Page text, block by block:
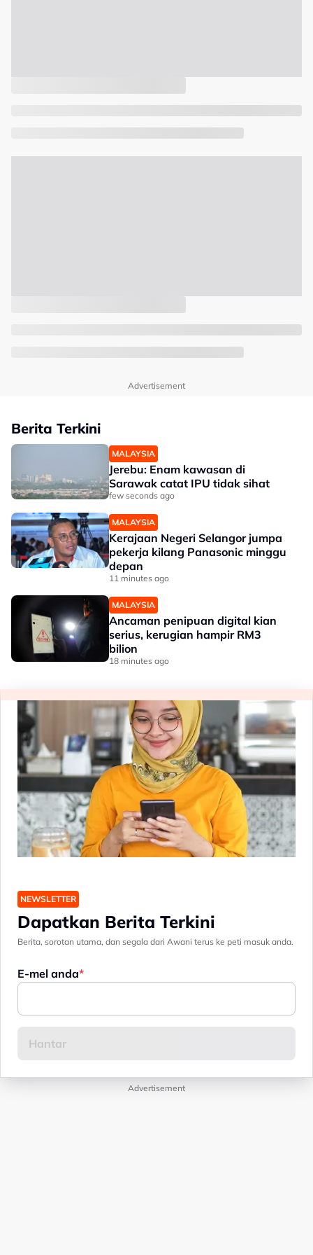
Advertisement
Berita Terkini
MALAYSIA
Jerebu: Enam kawasan di
Sarawak catat IPU tidak sihat
few seconds ago
MALAYSIA
Kerajaan Negeri Selangor jumpa
pekerja kilang Panasonic minggu
depan
11 minutes ago
MALAYSIA
Ancaman penipuan digital kian
serius, kerugian hampir RM3
bilion
18 minutes ago
NEWSLETTER
Dapatkan Berita Terkini
Berita, sorotan utama, dan segala dari Awani terus ke peti masuk anda.
E-mel anda
Advertisement